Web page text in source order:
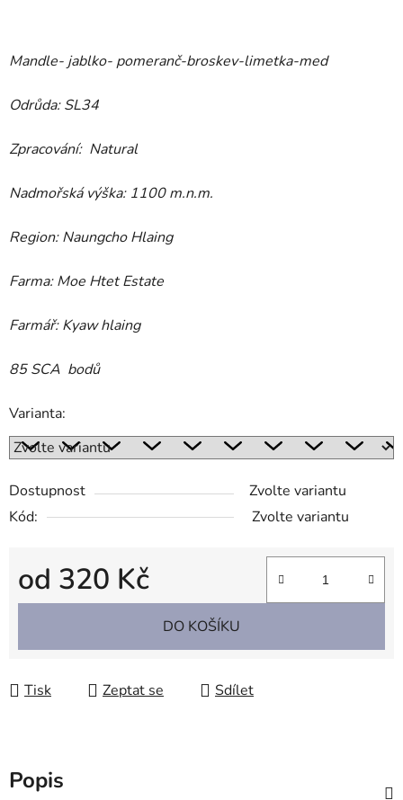
Mandle- jablko- pomeranč-broskev-limetka-med
Odrůda: SL34
Zpracování: Natural
Nadmořská výška: 1100 m.n.m.
Region: Naungcho Hlaing
Farma: Moe Htet Estate
Farmář: Kyaw hlaing
85 SCA bodů
Varianta:
Dostupnost
Zvolte variantu
Kód:
Zvolte variantu
od 320 Kč
Měrná cena:
DO KOŠÍKU
Tisk Zeptat se Sdílet
Popis